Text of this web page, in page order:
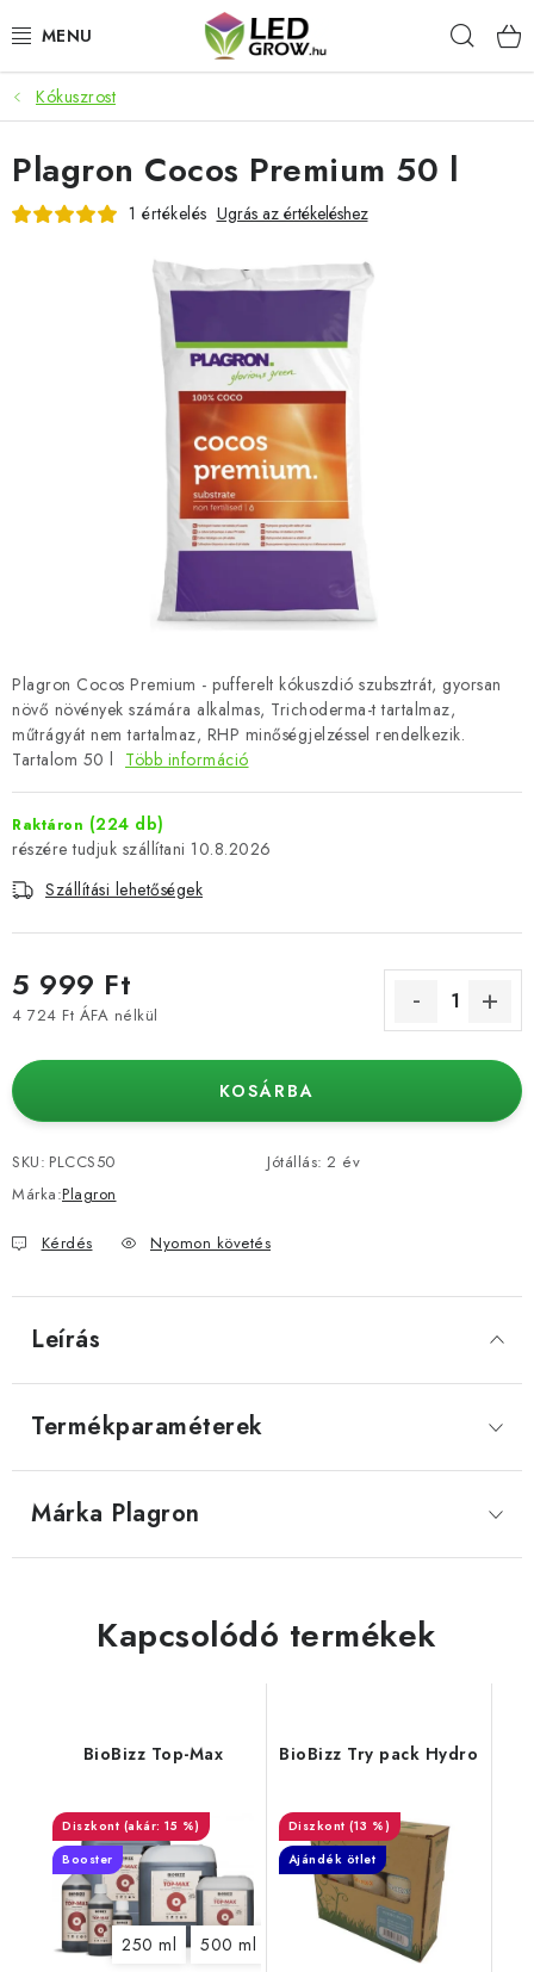
tartalomhoz
AKCIÓS TERMÉKEK
LED NÖVÉNYVILÁGÍTÁS
TERMESZTÉSI KELLÉKEK
AKVARISZTIKAI TERMÉKEK
Márka Vásárlás
Általános Üzleti Feltételek
Kapcsolat
Kókuszrost
Plagron Cocos Premium - pufferelt kókuszdió szubsztrát, gyorsan
növő növények számára alkalmas, Trichoderma-t tartalmaz,
műtrágyát nem tartalmaz, RHP minőségjelzéssel rendelkezik.
Tartalom 50 l Több információ
Raktáron (224 db)
10.8.2026
Szállítási lehetőségek
5 999 Ft
4 724 Ft ÁFA nélkül
KOSÁRBA
SKU: PLCCS50
Márka:Plagron
Jótállás: 2 év
Kérdés Nyomon követés
Plagron Cocos Premium 50 l
1 értékelés Ugrás az értékeléshez
Leírás
Termékparaméterek
Márka Plagron
Kapcsolódó termékek
BioBizz Top-Max
(akár: 15 %)
Booster
250 ml 500 ml 10 l 20 l
BioBizz Try pack Hydro
(13 %)
Ajándék ötlet